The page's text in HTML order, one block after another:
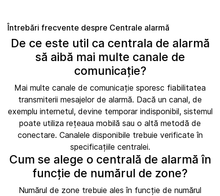
Întrebări frecvente despre Centrale alarmă
De ce este util ca centrala de alarmă
să aibă mai multe canale de
comunicație?
Mai multe canale de comunicație sporesc fiabilitatea
transmiterii mesajelor de alarmă. Dacă un canal, de
exemplu internetul, devine temporar indisponibil, sistemul
poate utiliza rețeaua mobilă sau o altă metodă de
conectare. Canalele disponibile trebuie verificate în
specificațiile centralei.
Cum se alege o centrală de alarmă în
funcție de numărul de zone?
Numărul de zone trebuie ales în funcție de numărul